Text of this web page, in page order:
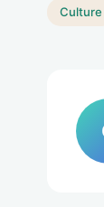
Culture